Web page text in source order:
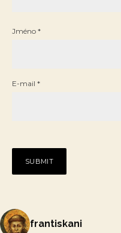
Jméno *
E-mail *
frantiskani